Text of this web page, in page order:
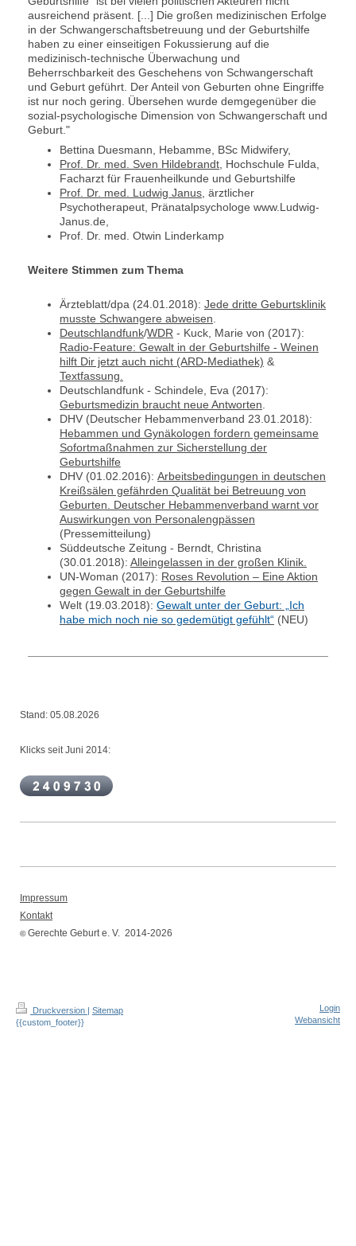
ausreichend präsent. [...] Die großen medizinischen Erfolge
in der Schwangerschaftsbetreuung und der Geburtshilfe
haben zu einer einseitigen Fokussierung auf die
medizinisch-technische Überwachung und
Beherrschbarkeit des Geschehens von Schwangerschaft
und Geburt geführt. Der Anteil von Geburten ohne Eingriffe
ist nur noch gering. Übersehen wurde demgegenüber die
sozial-psychologische Dimension von Schwangerschaft und
Geburt."
Bettina Duesmann, Hebamme, BSc Midwifery,
Prof. Dr. med. Sven Hildebrandt , Hochschule Fulda,
Facharzt für Frauenheilkunde und Geburtshilfe
Prof. Dr. med. Ludwig Janus , ärztlicher
Psychotherapeut, Pränatalpsychologe www.Ludwig-
Janus.de,
Prof. Dr. med. Otwin Linderkamp
Weitere Stimmen zum Thema
Ärzteblatt/dpa (24.01.2018): Jede dritte Geburtsklinik
musste Schwangere abweisen
Deutschlandfunk/WDR - Kuck, Marie von (2017):
Radio-Feature: Gewalt in der Geburtshilfe - Weinen
hilft Dir jetzt auch nicht (ARD-Mediathek) &
Textfassung.
Deutschlandfunk - Schindele, Eva (2017):
Geburtsmedizin braucht neue Antworten
DHV (Deutscher Hebammenverband 23.01.2018):
Hebammen und Gynäkologen fordern gemeinsame
Sofortmaßnahmen zur Sicherstellung der
Geburtshilfe
DHV (01.02.2016): Arbeitsbedingungen in deutschen
Kreißsälen gefährden Qualität bei Betreuung von
Geburten. Deutscher Hebammenverband warnt vor
Auswirkungen von Personalengpässen
(Pressemitteilung)
Süddeutsche Zeitung - Berndt, Christina
(30.01.2018): Alleingelassen in der großen Klinik.
UN-Woman (2017): Roses Revolution – Eine Aktion
gegen Gewalt in der Geburtshilfe
Welt (19.03.2018): Gewalt unter der Geburt: „Ich
habe mich noch nie so gedemütigt gefühlt“ (NEU)
Stand: 05.08.2026
Klicks seit Juni 2014:
Impressum
Kontakt
©Gerechte Geburt e. V. 2014-2026
Druckversion | Sitemap
{{custom_footer}}
Login
Webansicht